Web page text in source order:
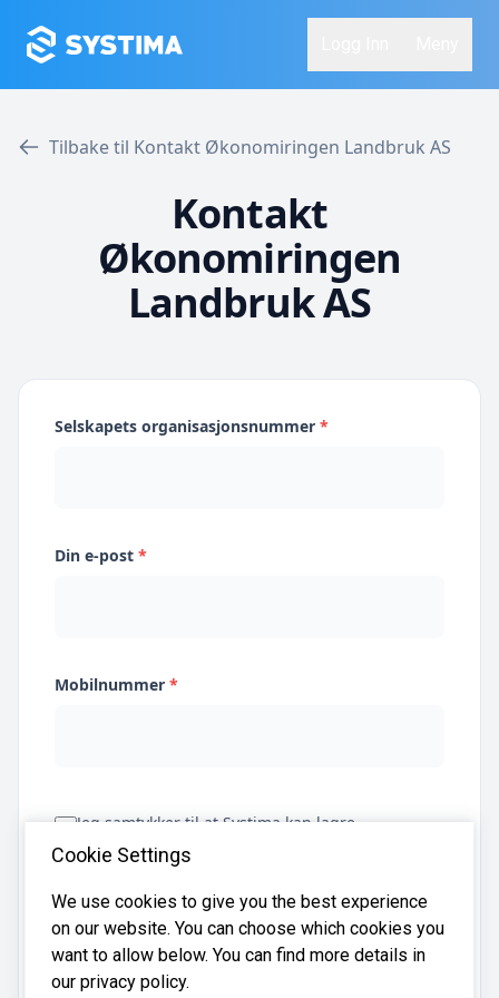
Tilbake til Kontakt Økonomiringen Landbruk AS
Kontakt
Økonomiringen
Landbruk AS
Selskapets organisasjonsnummer *
Din e-post *
Mobilnummer *
Jeg samtykker til at Systima kan lagre
opplysningene mine og dele dem med relevante
regnskapsbyråer for å hjelpe meg å finne
Cookie Settings
We use cookies to give you the best experience
on our website. You can choose which cookies you
want to allow below. You can find more details in
our privacy policy.